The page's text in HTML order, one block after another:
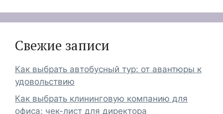
Свежие записи
Как выбрать автобусный тур: от авантюры к
удовольствию
Как выбрать клининговую компанию для
офиса: чек-лист для директора